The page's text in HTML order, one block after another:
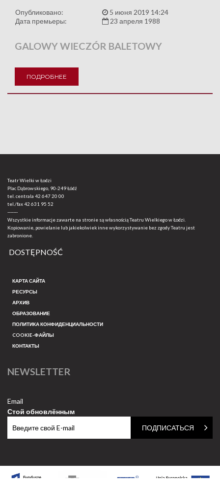
Опубликовано:
5 июня 2019 14:24
Дата премьеры:
23 апреля 1988
GALOWY WIECZÓR BALETOWY
ПОДРОБНЕЕ
Teatr Wielki w Łodzi
Plac Dąbrowskiego, 90-249 Łódź
tel. centrala 42 647 20 00
tel./fax42 631 95 52
-------
Wszystkie informacje zawarte na stronie są własnością Teatru Wielkiego w Łodzi.
Kopiowanie, powielanie lub jakiekolwiek inne wykorzystywanie bez zgody Teatru jest
zabronione.
DOSTĘPNOŚĆ
КАРТА САЙТА
РЕСУРСЫ
АРХИВ
ОБРАЗОВАНИЕ
ПОЛИТИКА КОНФИДЕНЦИАЛЬНОСТИ
COOKIE-ФАЙЛЫ
КОНТАКТЫ
NEWSLETTER
Email
Стой обновлённым